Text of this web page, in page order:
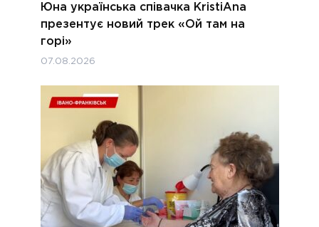
Юна українська співачка KristiAna
презентує новий трек «Ой там на
горі»
07.08.2026